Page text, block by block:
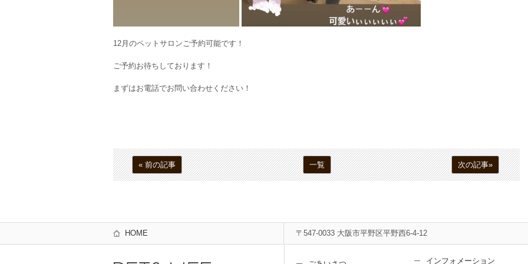
12月のペットサロンご予約可能です！
ご予約お待ちしております！
まずはお電話でお問い合わせください！
« 前の記事 一覧 次の記事»
HOME 〒547-0033 大阪市平野区平野西6-4-12
インフォメーション